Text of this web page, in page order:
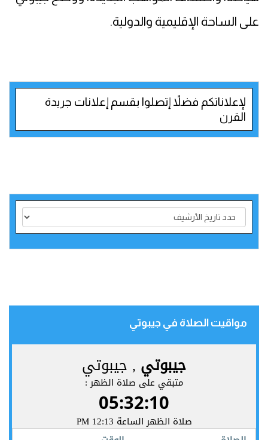
على الساحة الإقليمية والدولية.
لإعلاناتكم فضلاً إتصلوا بقسم إعلانات جريدة
القرن
مواقيت الصلاة في جيبوتي‎